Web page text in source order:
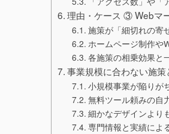
理由・ケース ③ Webマ
施策が「細切れの寄
ホームページ制作や
各施策の相乗効果と
事業規模に合わない施
小規模事業が陥りが
無料ツール頼みの自
細かなデザインより
専門情報と実績によ